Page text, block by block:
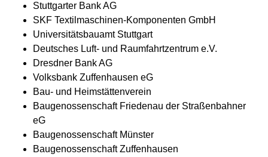
Stuttgarter Bank AG
SKF Textilmaschinen-Komponenten GmbH
Universitätsbauamt Stuttgart
Deutsches Luft- und Raumfahrtzentrum e.V.
Dresdner Bank AG
Volksbank Zuffenhausen eG
Bau- und Heimstättenverein
Baugenossenschaft Friedenau der Straßenbahner
eG
Baugenossenschaft Münster
Baugenossenschaft Zuffenhausen